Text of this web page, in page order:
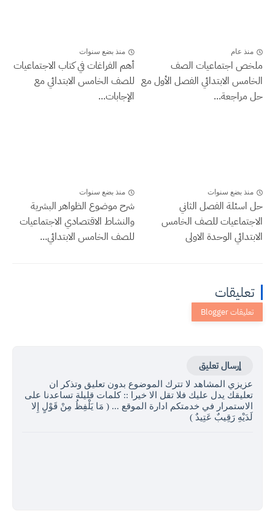
منذ عام
ملخص اجتماعيات الصف
الخامس الابتدائي الفصل الأول مع
حل مراجعة...
منذ بضع سنوات
أهم الفراغات في كتاب الاجتماعيات
للصف الخامس الابتدائي مع
الإجابات...
منذ بضع سنوات
حل اسئلة الفصل الثاني
الاجتماعيات للصف الخامس
الابتدائي الوحدة الاولى
منذ بضع سنوات
شرح موضوع الظواهر البشرية
والنشاط الاقتصادي الاجتماعيات
للصف الخامس الابتدائي...
تعليقات
إرسال تعليق
عزيزي المشاهد لا تترك الموضوع بدون تعليق وتذكر ان
تعليقك يدل عليك فلا تقل الا خيرا :: كلمات قليلة تساعدنا على
الاستمرار في خدمتكم ادارة الموقع ... ( مَا يَلْفِظُ مِنْ قَوْلٍ إِلا
لَدَيْهِ رَقِيبٌ عَتِيدٌ )